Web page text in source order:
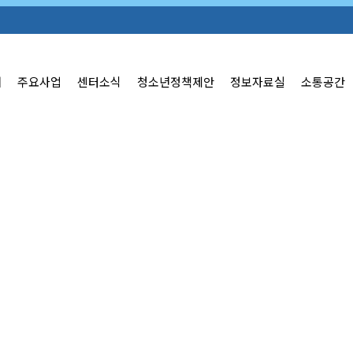
주요사업 센터소식 청소년정책제안 정보자료실 소통공간